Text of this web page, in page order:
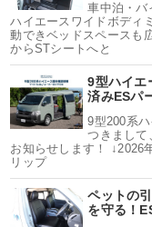
車中泊・バ
ハイエースワイドボディ
動できベッドスペースも
からSTシートへと
9型ハイエ
済みESパ
9型200系
つきまして
お知らせします！ ↓2026
リップ
ペットの
を守る！